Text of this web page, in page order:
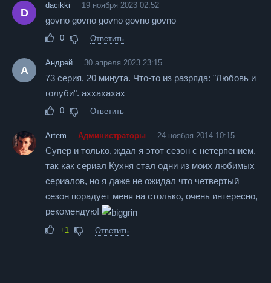
D
dacikki 19 ноября 2023 02:52
govno govno govno govno govno
0 Ответить
А
Андрей 30 апреля 2023 23:15
73 серия, 20 минута. Что-то из разряда: "Любовь и
голуби". аххахахах
0 Ответить
Artem Администраторы 24 ноября 2014 10:15
Супер и только, ждал я этот сезон с нетерпением,
так как сериал Кухня стал одни из моих любимых
сериалов, но я даже не ожидал что четвертый
сезон порадует меня на столько, очень интересно,
рекомендую!
+1 Ответить